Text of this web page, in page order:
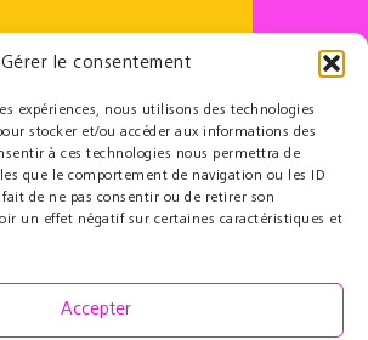
Gérer le consentement
expériences, nous utilisons des technologies
stocker et/ou accéder aux informations des
à ces technologies nous permettra de
que le comportement de navigation ou les ID
de ne pas consentir ou de retirer son
un effet négatif sur certaines caractéristiques et
Accepter
Éducatif
Résidences pédagogiques
t@lenschool
Ressources
Grand Parcours Sonore